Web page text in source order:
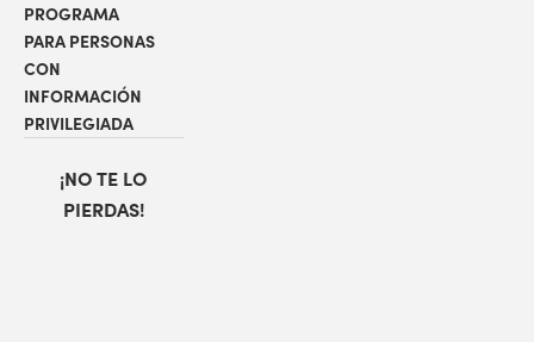
PROGRAMA
PARA PERSONAS
CON
INFORMACIÓN
PRIVILEGIADA
¡NO TE LO
PIERDAS!